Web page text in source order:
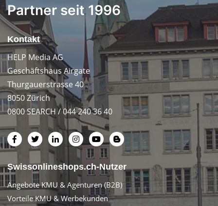
Partner seit 1996
Kontakt
HELP Media AG
Geschäftshaus Airgate
Thurgauerstrasse 40
8050 Zürich
0800 SEARCH / 044 240 36 40
Swissonlineshops.ch-Nutzer
Angebote KMU & Agenturen (B2B)
Vorteile KMU & Werbekunden